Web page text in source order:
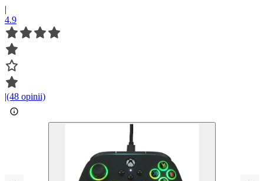
|
4.9
|(48 opinii)